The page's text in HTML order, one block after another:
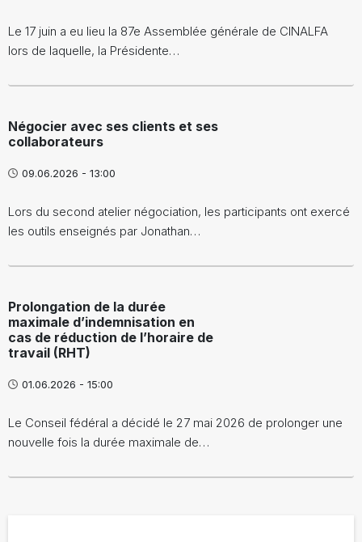
Le 17 juin a eu lieu la 87e Assemblée générale de CINALFA
lors de laquelle, la Présidente…
Négocier avec ses clients et ses
collaborateurs
09.06.2026 - 13:00
Lors du second atelier négociation, les participants ont exercé
les outils enseignés par Jonathan…
Prolongation de la durée
maximale d’indemnisation en
cas de réduction de l’horaire de
travail (RHT)
01.06.2026 - 15:00
Le Conseil fédéral a décidé le 27 mai 2026 de prolonger une
nouvelle fois la durée maximale de…